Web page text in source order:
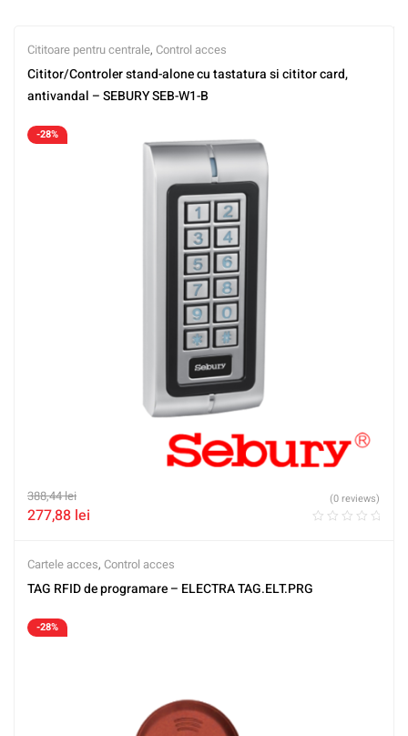
Cititoare pentru centrale, Control acces
Cititor/Controler stand-alone cu tastatura si cititor card,
antivandal – SEBURY SEB-W1-B
-28%
388,44lei
277,88 lei
(0 reviews)
Cartele acces, Control acces
TAG RFID de programare – ELECTRA TAG.ELT.PRG
-28%